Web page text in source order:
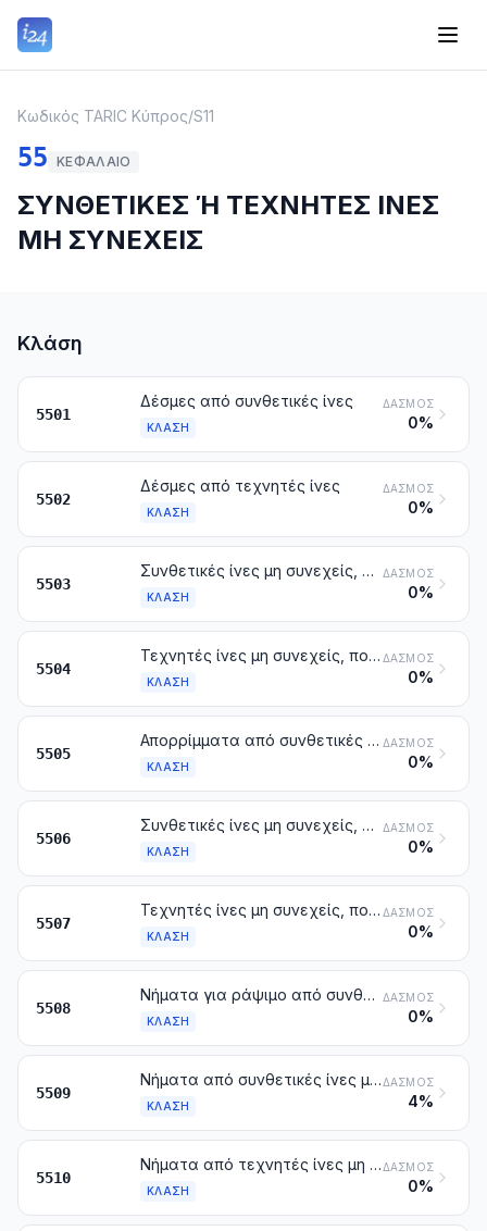
Κωδικός TARIC Κύπρος/S11
55 ΚΕΦΆΛΑΙΟ
ΣΥΝΘΕΤΙΚΕΣ Ή ΤΕΧΝΗΤΕΣ ΙΝΕΣ
ΜΗ ΣΥΝΕΧΕΙΣ
Κλάση
5501
Δέσμες από συνθετικές ίνες
ΚΛΆΣΗ
ΔΑΣΜΌΣ
0%
5502
Δέσμες από τεχνητές ίνες
ΚΛΆΣΗ
ΔΑΣΜΌΣ
0%
5503
Συνθετικές ίνες μη συνεχείς, που δεν είναι λαναρισμένες, χτενισμένες ή με άλλο τρόπο παρασκευασμένες για νηματοποίηση
ΚΛΆΣΗ
ΔΑΣΜΌΣ
0%
5504
Τεχνητές ίνες μη συνεχείς, που δεν είναι λαναρισμένες, χτενισμένες ή με άλλο τρόπο παρασκευασμένες για νηματοποίηση
ΚΛΆΣΗ
ΔΑΣΜΌΣ
0%
5505
Απορρίμματα από συνθετικές ή τεχνητές ίνες (στα οποία περιλαμβάνονται και τα απορρίμματα της κλώσης, τα απορρίμματα νημάτων και τα ξεφτίδια)
ΚΛΆΣΗ
ΔΑΣΜΌΣ
0%
5506
Συνθετικές ίνες μη συνεχείς, που είναι λαναρισμένες, χτενισμένες ή με άλλο τρόπο παρασκευασμένες για νηματοποίηση
ΚΛΆΣΗ
ΔΑΣΜΌΣ
0%
5507
Τεχνητές ίνες μη συνεχείς, που είναι λαναρισμένες, χτενισμένες ή με άλλο τρόπο παρασκευασμένες για νηματοποίηση
ΚΛΆΣΗ
ΔΑΣΜΌΣ
0%
5508
Νήματα για ράψιμο από συνθετικές ή τεχνητές ίνες, μη συνεχείς, έστω και συσκευασμένα για τη λιανική πώληση
ΚΛΆΣΗ
ΔΑΣΜΌΣ
0%
5509
Νήματα από συνθετικές ίνες μη συνεχείς (άλλα από τα νήματα για ράψιμο), μη συσκευασμένα για τη λιανική πώληση
ΚΛΆΣΗ
ΔΑΣΜΌΣ
4%
5510
Νήματα από τεχνητές ίνες μη συνεχείς (άλλα από τα νήματα για ράψιμο), μη συσκευασμένα για τη λιανική πώληση
ΚΛΆΣΗ
ΔΑΣΜΌΣ
0%